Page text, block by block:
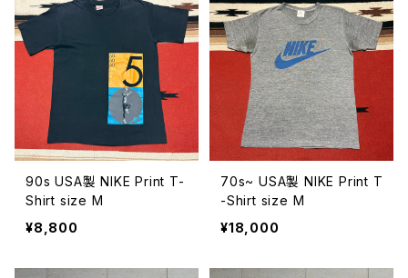
90s USA製 NIKE Print T-
Shirt size M
¥8,800
70s~ USA製 NIKE Print T
-Shirt size M
¥18,000